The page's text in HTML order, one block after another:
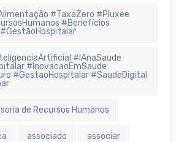
#TaxaZero #Pluxee
#Benefícios
#IAnaSaude
#InovacaoEmSaude
#GestaoHospitalar #SaudeDigital
de Recursos Humanos
associado associar